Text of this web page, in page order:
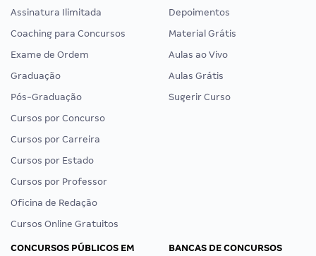
Assinatura Ilimitada
Coaching para Concursos
Exame de Ordem
Graduação
Pós-Graduação
Cursos por Concurso
Cursos por Carreira
Cursos por Estado
Cursos por Professor
Oficina de Redação
Cursos Online Gratuitos
Depoimentos
Material Grátis
Aulas ao Vivo
Aulas Grátis
Sugerir Curso
CONCURSOS PÚBLICOS EM
BANCAS DE CONCURSOS